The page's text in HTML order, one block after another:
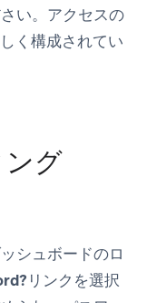
い。アクセスの
く構成されてい
ング
シュボードのロ
リンクを選択